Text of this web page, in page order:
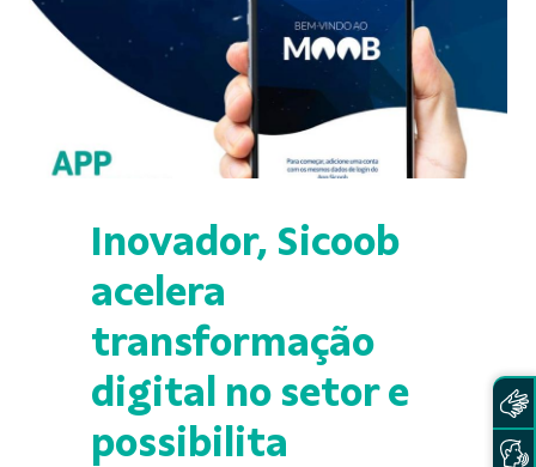
Inovador, Sicoob
acelera
transformação
digital no setor e
possibilita